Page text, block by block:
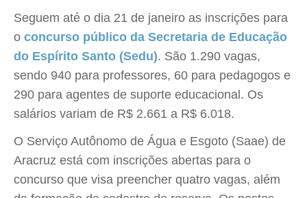
Seguem até o dia 21 de janeiro as inscrições para
o concurso público da Secretaria de Educação
do Espírito Santo (Sedu). São 1.290 vagas,
sendo 940 para professores, 60 para pedagogos e
290 para agentes de suporte educacional. Os
salários variam de R$ 2.661 a R$ 6.018.
O Serviço Autônomo de Água e Esgoto (Saae) de
Aracruz está com inscrições abertas para o
concurso que visa preencher quatro vagas, além